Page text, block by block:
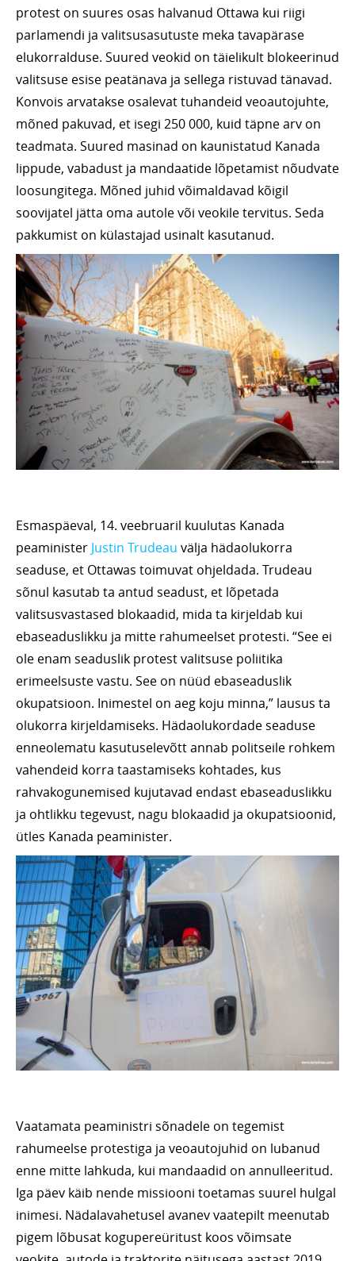
protest on suures osas halvanud Ottawa kui riigi
parlamendi ja valitsusasutuste meka tavapärase
elukorralduse. Suured veokid on täielikult blokeerinud
valitsuse esise peatänava ja sellega ristuvad tänavad.
Konvois arvatakse osalevat tuhandeid veoautojuhte,
mõned pakuvad, et isegi 250 000, kuid täpne arv on
teadmata. Suured masinad on kaunistatud Kanada
lippude, vabadust ja mandaatide lõpetamist nõudvate
loosungitega. Mõned juhid võimaldavad kõigil
soovijatel jätta oma autole või veokile tervitus. Seda
pakkumist on külastajad usinalt kasutanud.
Esmaspäeval, 14. veebruaril kuulutas Kanada
peaminister Justin Trudeau välja hädaolukorra
seaduse, et Ottawas toimuvat ohjeldada. Trudeau
sõnul kasutab ta antud seadust, et lõpetada
valitsusvastased blokaadid, mida ta kirjeldab kui
ebaseaduslikku ja mitte rahumeelset protesti. “See ei
ole enam seaduslik protest valitsuse poliitika
erimeelsuste vastu. See on nüüd ebaseaduslik
okupatsioon. Inimestel on aeg koju minna,” lausus ta
olukorra kirjeldamiseks. Hädaolukordade seaduse
enneolematu kasutuselevõtt annab politseile rohkem
vahendeid korra taastamiseks kohtades, kus
rahvakogunemised kujutavad endast ebaseaduslikku
ja ohtlikku tegevust, nagu blokaadid ja okupatsioonid,
ütles Kanada peaminister.
Vaatamata peaministri sõnadele on tegemist
rahumeelse protestiga ja veoautojuhid on lubanud
enne mitte lahkuda, kui mandaadid on annulleeritud.
Iga päev käib nende missiooni toetamas suurel hulgal
inimesi. Nädalavahetusel avanev vaatepilt meenutab
pigem lõbusat kogupereüritust koos võimsate